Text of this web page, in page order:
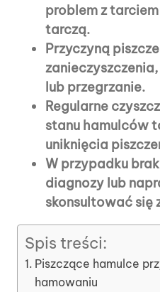
problem z
tarczą.
Przyczyną
lub przegrzanie.
Regularne
stanu hamulców
uniknięcia
W przypadku
diagnozy lub
skonsultować się
Spis treści:
Piszczące hamulce
hamowaniu